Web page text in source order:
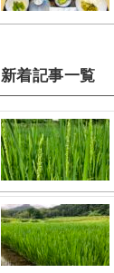
新着記事一覧